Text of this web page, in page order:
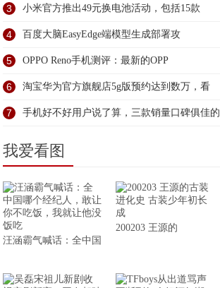
3 小米官方推出49元换电池活动，包括15款
4 百度大脑EasyEdge端模型生成部署攻
5 OPPO Reno手机测评：最新的OPP
6 淘宝华为官方旗舰店5g版预约达到数万，看
7 手机好不好用户说了算，三款销量口碑俱佳的
我爱看图
汪涵霸气喊话：全中国
200203 王源的